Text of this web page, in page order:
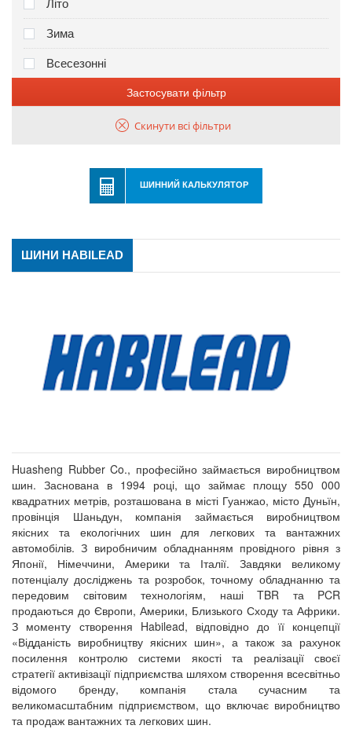
Літо
Зима
Всесезонні
Застосувати фільтр
Скинути всі фільтри
ШИННИЙ КАЛЬКУЛЯТОР
ШИНИ HABILEAD
Huasheng Rubber Co., професійно займається виробництвом
шин. Заснована в 1994 році, що займає площу 550 000
квадратних метрів, розташована в місті Гуанжао, місто Дуньїн,
провінція Шаньдун, компанія займається виробництвом
якісних та екологічних шин для легкових та вантажних
автомобілів. З виробничим обладнанням провідного рівня з
Японії, Німеччини, Америки та Італії. Завдяки великому
потенціалу досліджень та розробок, точному обладнанню та
передовим світовим технологіям, наші TBR та PCR
продаються до Європи, Америки, Близького Сходу та Африки.
З моменту створення Habilead, відповідно до її концепції
«Відданість виробництву якісних шин», а також за рахунок
посилення контролю системи якості та реалізації своєї
стратегії активізації підприємства шляхом створення всесвітньо
відомого бренду, компанія стала сучасним та
великомасштабним підприємством, що включає виробництво
та продаж вантажних та легкових шин.